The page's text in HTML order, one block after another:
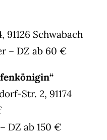
Schwabach
– DZ ab 60 €
Str. 2, 91174
DZ ab 150 €